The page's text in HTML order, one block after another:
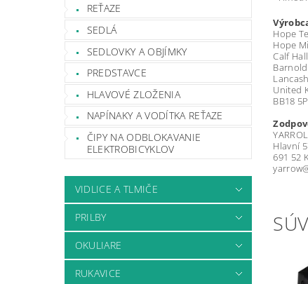
REŤAZE
SEDLÁ
SEDLOVKY A OBJÍMKY
PREDSTAVCE
HLAVOVÉ ZLOŽENIA
NAPÍNAKY A VODÍTKA REŤAZE
ČIPY NA ODBLOKAVANIE
ELEKTROBICYKLOV
VIDLICE A TLMIČE
PRILBY
OKULIARE
RUKAVICE
Hope
Hope
Calf
United
BB18
Hlavní
691 52